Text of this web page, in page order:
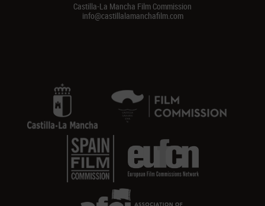
Castilla-La Mancha Film Commission
info@castillalamanchafilm.com